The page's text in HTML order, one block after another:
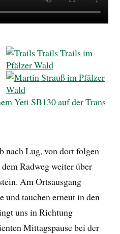
nach Lug, von dort folgen
Radweg weiter über
Am Ortsausgang
und tauchen erneut in den
uns in Richtung
Mittagspause bei der